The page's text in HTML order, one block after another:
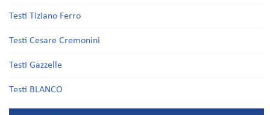
Testi Tiziano Ferro
Testi Cesare Cremonini
Testi Gazzelle
Testi BLANCO